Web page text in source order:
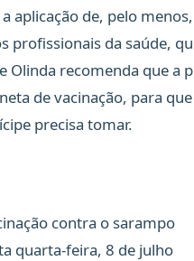
aplicação de, pelo
profissionais da saúde,
Olinda recomenda que a
de vacinação, para
precisa tomar.
contra o sarampo
quarta-feira, 8 de julho